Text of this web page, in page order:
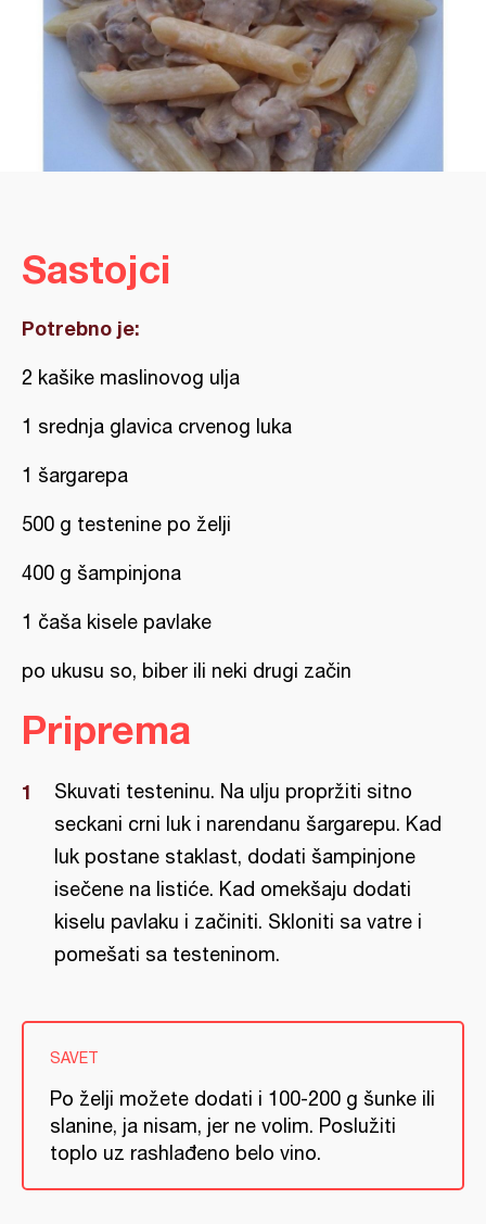
Sastojci
Potrebno je:
2 kašike maslinovog ulja
1 srednja glavica crvenog luka
1 šargarepa
500 g testenine po želji
400 g šampinjona
1 čaša kisele pavlake
po ukusu so, biber ili neki drugi začin
Priprema
Skuvati testeninu. Na ulju propržiti sitno
seckani crni luk i narendanu šargarepu. Kad
luk postane staklast, dodati šampinjone
isečene na listiće. Kad omekšaju dodati
kiselu pavlaku i začiniti. Skloniti sa vatre i
pomešati sa testeninom.
SAVET
Po želji možete dodati i 100-200 g šunke ili
slanine, ja nisam, jer ne volim. Poslužiti
toplo uz rashlađeno belo vino.